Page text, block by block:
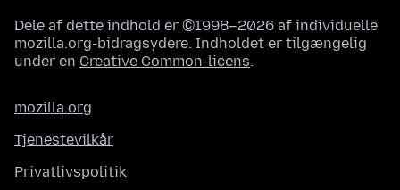
Dele af dette indhold er ©1998–2026 af individuelle
mozilla.org-bidragsydere. Indholdet er tilgængelig
under en Creative Common-licens.
mozilla.org
Tjenestevilkår
Privatlivspolitik